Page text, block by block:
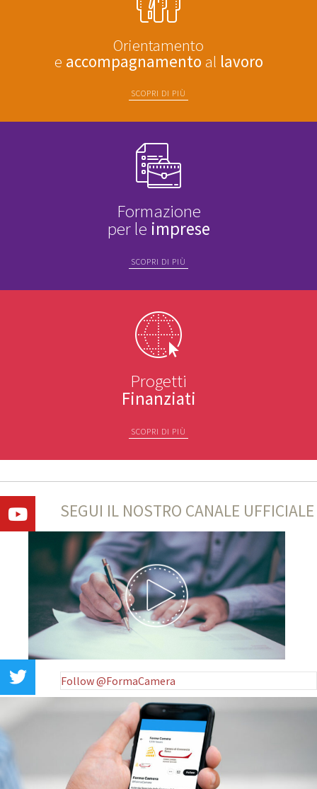
Orientamento
e accompagnamento al lavoro
SCOPRI DI PIÙ
Formazione
per le imprese
SCOPRI DI PIÙ
Progetti
Finanziati
SCOPRI DI PIÙ
SEGUI IL NOSTRO CANALE UFFICIALE
Follow @FormaCamera